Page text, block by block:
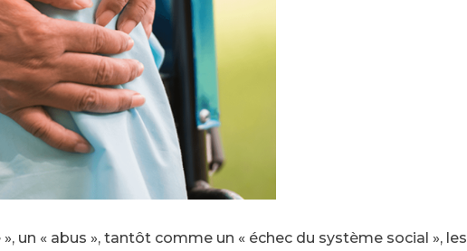
un « abus », tantôt comme un « échec du système social », les